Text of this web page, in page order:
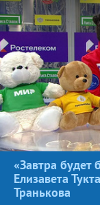
«Завтра будет
Елизавета
Транькова